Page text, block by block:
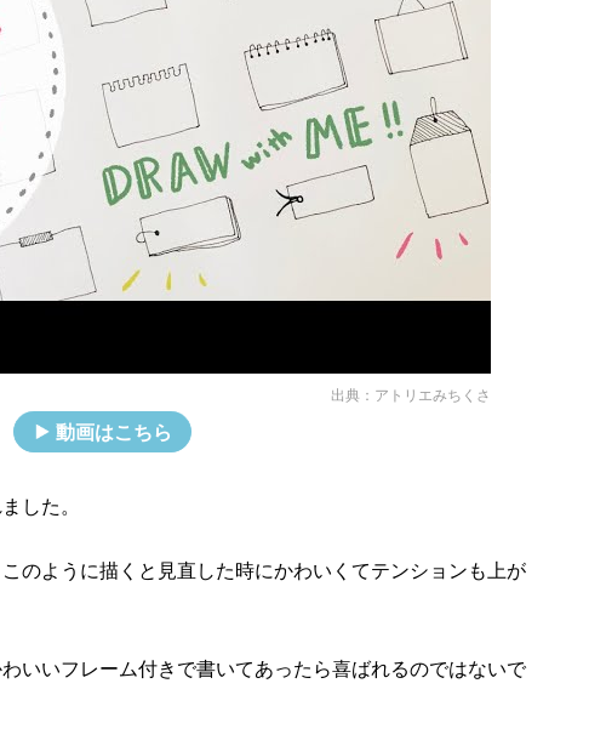
出典： アトリエみちくさ
動画はこちら
した。
のように描くと見直した時にかわいくてテンションも上が
いいフレーム付きで書いてあったら喜ばれるのではないで